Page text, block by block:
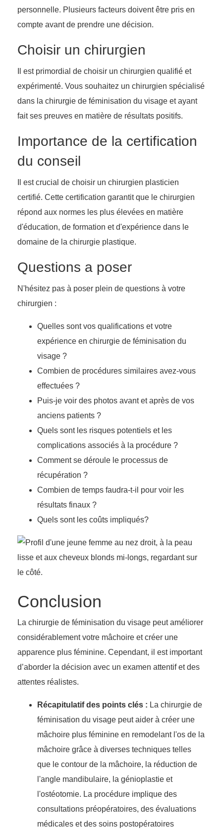
personnelle. Plusieurs facteurs doivent être pris en
compte avant de prendre une décision.
Choisir un chirurgien
Il est primordial de choisir un chirurgien qualifié et
expérimenté. Vous souhaitez un chirurgien spécialisé
dans la chirurgie de féminisation du visage et ayant
fait ses preuves en matière de résultats positifs.
Importance de la certification
du conseil
Il est crucial de choisir un chirurgien plasticien
certifié. Cette certification garantit que le chirurgien
répond aux normes les plus élevées en matière
d'éducation, de formation et d'expérience dans le
domaine de la chirurgie plastique.
Questions a poser
N'hésitez pas à poser plein de questions à votre
chirurgien :
Quelles sont vos qualifications et votre
expérience en chirurgie de féminisation du
visage ?
Combien de procédures similaires avez-vous
effectuées ?
Puis-je voir des photos avant et après de vos
anciens patients ?
Quels sont les risques potentiels et les
complications associés à la procédure ?
Comment se déroule le processus de
récupération ?
Combien de temps faudra-t-il pour voir les
résultats finaux ?
Quels sont les coûts impliqués?
Conclusion
La chirurgie de féminisation du visage peut améliorer
considérablement votre mâchoire et créer une
apparence plus féminine. Cependant, il est important
d’aborder la décision avec un examen attentif et des
attentes réalistes.
Récapitulatif des points clés : La chirurgie de
féminisation du visage peut aider à créer une
mâchoire plus féminine en remodelant l'os de la
mâchoire grâce à diverses techniques telles
que le contour de la mâchoire, la réduction de
l'angle mandibulaire, la génioplastie et
l'ostéotomie. La procédure implique des
consultations préopératoires, des évaluations
médicales et des soins postopératoires